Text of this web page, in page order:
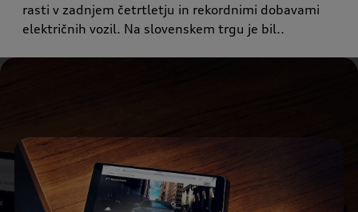
rasti v zadnjem četrtletju in rekordnimi dobavami
električnih vozil. Na slovenskem trgu je bil..